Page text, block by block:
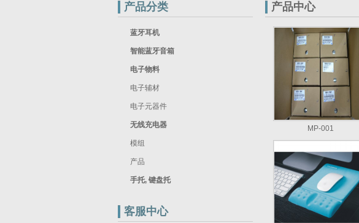
产品分类
蓝牙耳机
智能蓝牙音箱
电子物料
电子辅材
电子元器件
无线充电器
模组
产品
手托, 键盘托
客服中心
产品中心
MP-001